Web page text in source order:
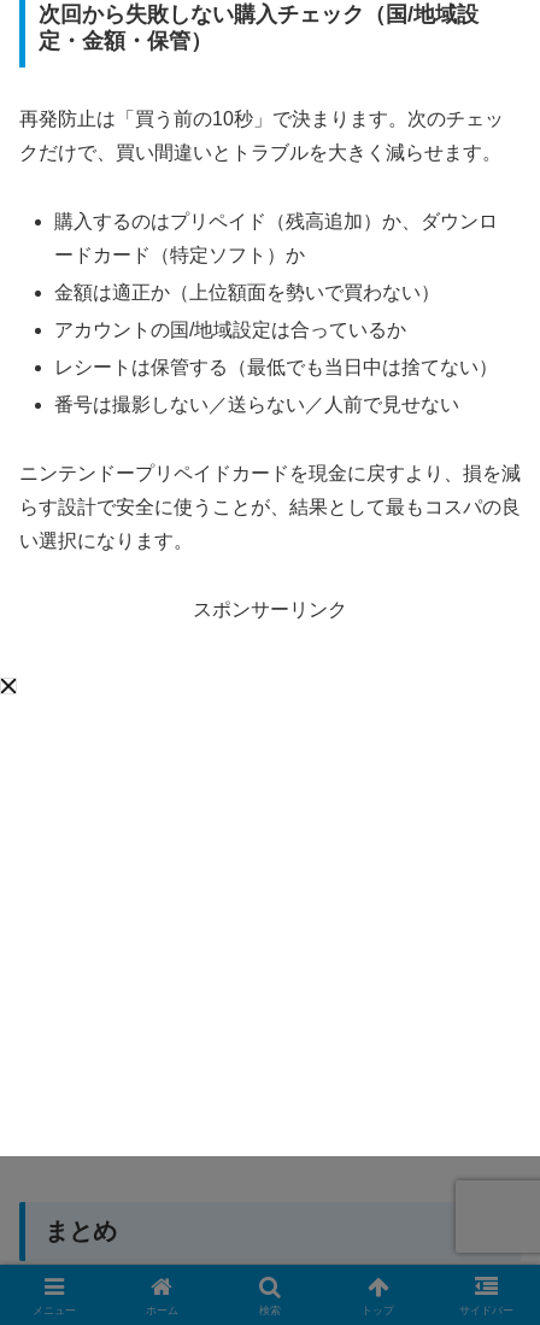
次回から失敗しない購入チェック（国/地域設
定・金額・保管）
再発防止は「買う前の10秒」で決まります。次のチェッ
クだけで、買い間違いとトラブルを大きく減らせます。
購入するのはプリペイド（残高追加）か、ダウンロ
ードカード（特定ソフト）か
金額は適正か（上位額面を勢いで買わない）
アカウントの国/地域設定は合っているか
レシートは保管する（最低でも当日中は捨てない）
番号は撮影しない／送らない／人前で見せない
ニンテンドープリペイドカードを現金に戻すより、損を減
らす設計で安全に使うことが、結果として最もコスパの良
い選択になります。
スポンサーリンク
まとめ
ニンテンドープリペイドカードを現金に戻すことは、原則
メニュー ホーム 検索 トップ サイドバー